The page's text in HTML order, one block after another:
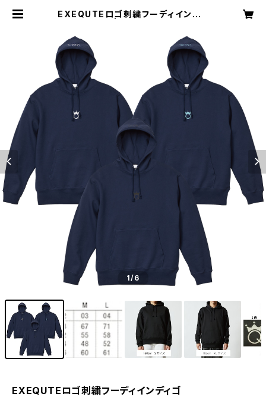
EXEQUTEロゴ刺繍フーディインディ
1/6
EXEQUTEロゴ刺繍フーディインディゴ